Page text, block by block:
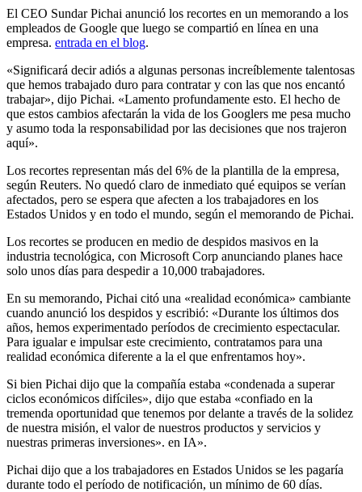
El CEO Sundar Pichai anunció los recortes en un memorando a los
empleados de Google que luego se compartió en línea en una
empresa. entrada en el blog.
«Significará decir adiós a algunas personas increíblemente talentosas
que hemos trabajado duro para contratar y con las que nos encantó
trabajar», dijo Pichai. «Lamento profundamente esto. El hecho de
que estos cambios afectarán la vida de los Googlers me pesa mucho
y asumo toda la responsabilidad por las decisiones que nos trajeron
aquí».
Los recortes representan más del 6% de la plantilla de la empresa,
según Reuters. No quedó claro de inmediato qué equipos se verían
afectados, pero se espera que afecten a los trabajadores en los
Estados Unidos y en todo el mundo, según el memorando de Pichai.
Los recortes se producen en medio de despidos masivos en la
industria tecnológica, con Microsoft Corp anunciando planes hace
solo unos días para despedir a 10,000 trabajadores.
En su memorando, Pichai citó una «realidad económica» cambiante
cuando anunció los despidos y escribió: «Durante los últimos dos
años, hemos experimentado períodos de crecimiento espectacular.
Para igualar e impulsar este crecimiento, contratamos para una
realidad económica diferente a la el que enfrentamos hoy».
Si bien Pichai dijo que la compañía estaba «condenada a superar
ciclos económicos difíciles», dijo que estaba «confiado en la
tremenda oportunidad que tenemos por delante a través de la solidez
de nuestra misión, el valor de nuestros productos y servicios y
nuestras primeras inversiones». en IA».
Pichai dijo que a los trabajadores en Estados Unidos se les pagaría
durante todo el período de notificación, un mínimo de 60 días.